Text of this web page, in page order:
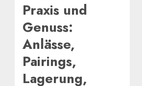
Praxis und
Genuss:
Anlässe,
Pairings,
Lagerung,